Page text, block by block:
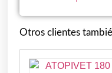
Otros clientes